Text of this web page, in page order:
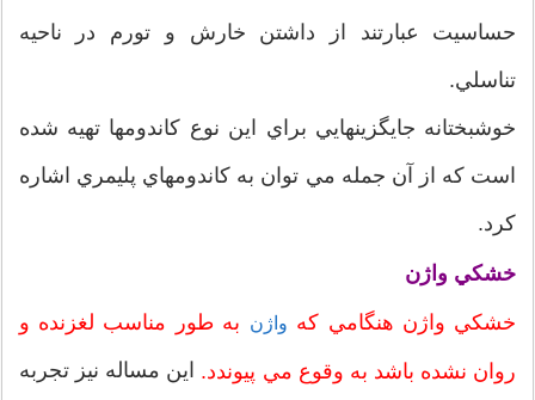
حساسيت عبارتند از داشتن خارش و تورم در ناحيه
تناسلي.
خوشبختانه جايگزينهايي براي اين نوع كاندومها تهيه شده
است كه از آن جمله مي توان به كاندومهاي پليمري اشاره
كرد.
خشكي واژن
خشكي واژن هنگامي كه واژن به طور مناسب لغزنده و
روان نشده باشد به وقوع مي پيوندد. اين مساله نيز تجربه